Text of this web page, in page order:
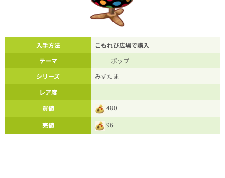
入手方法
こもれび広場で購入
テーマ
ポップ
シリーズ
みずたま
レア度
買値
480
売値 96